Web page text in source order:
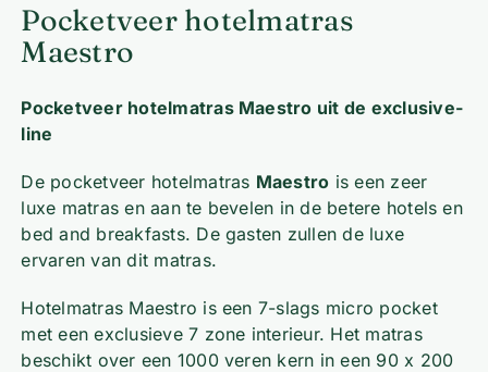
Pocketveer hotelmatras
Maestro
Pocketveer hotelmatras Maestro uit de exclusive-
line
De pocketveer hotelmatras Maestro is een zeer
luxe matras en aan te bevelen in de betere hotels en
bed and breakfasts. De gasten zullen de luxe
ervaren van dit matras.
Hotelmatras Maestro is een 7-slags micro pocket
met een exclusieve 7 zone interieur. Het matras
beschikt over een 1000 veren kern in een 90 x 200